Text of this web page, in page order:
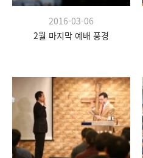
2016-03-06
2월 마지막 예배 풍경